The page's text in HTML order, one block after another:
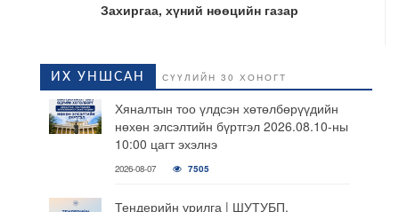
Захиргаа, хүний нөөцийн газар
ИХ УНШСАН СҮҮЛИЙН 30 ХОНОГТ
Хяналтын тоо үлдсэн хөтөлбөрүүдийн
нөхөн элсэлтийн бүртгэл 2026.08.10-ны
10:00 цагт эхэлнэ
2026-08-07 7505
Тендерийн урилга | ШУТУБП,